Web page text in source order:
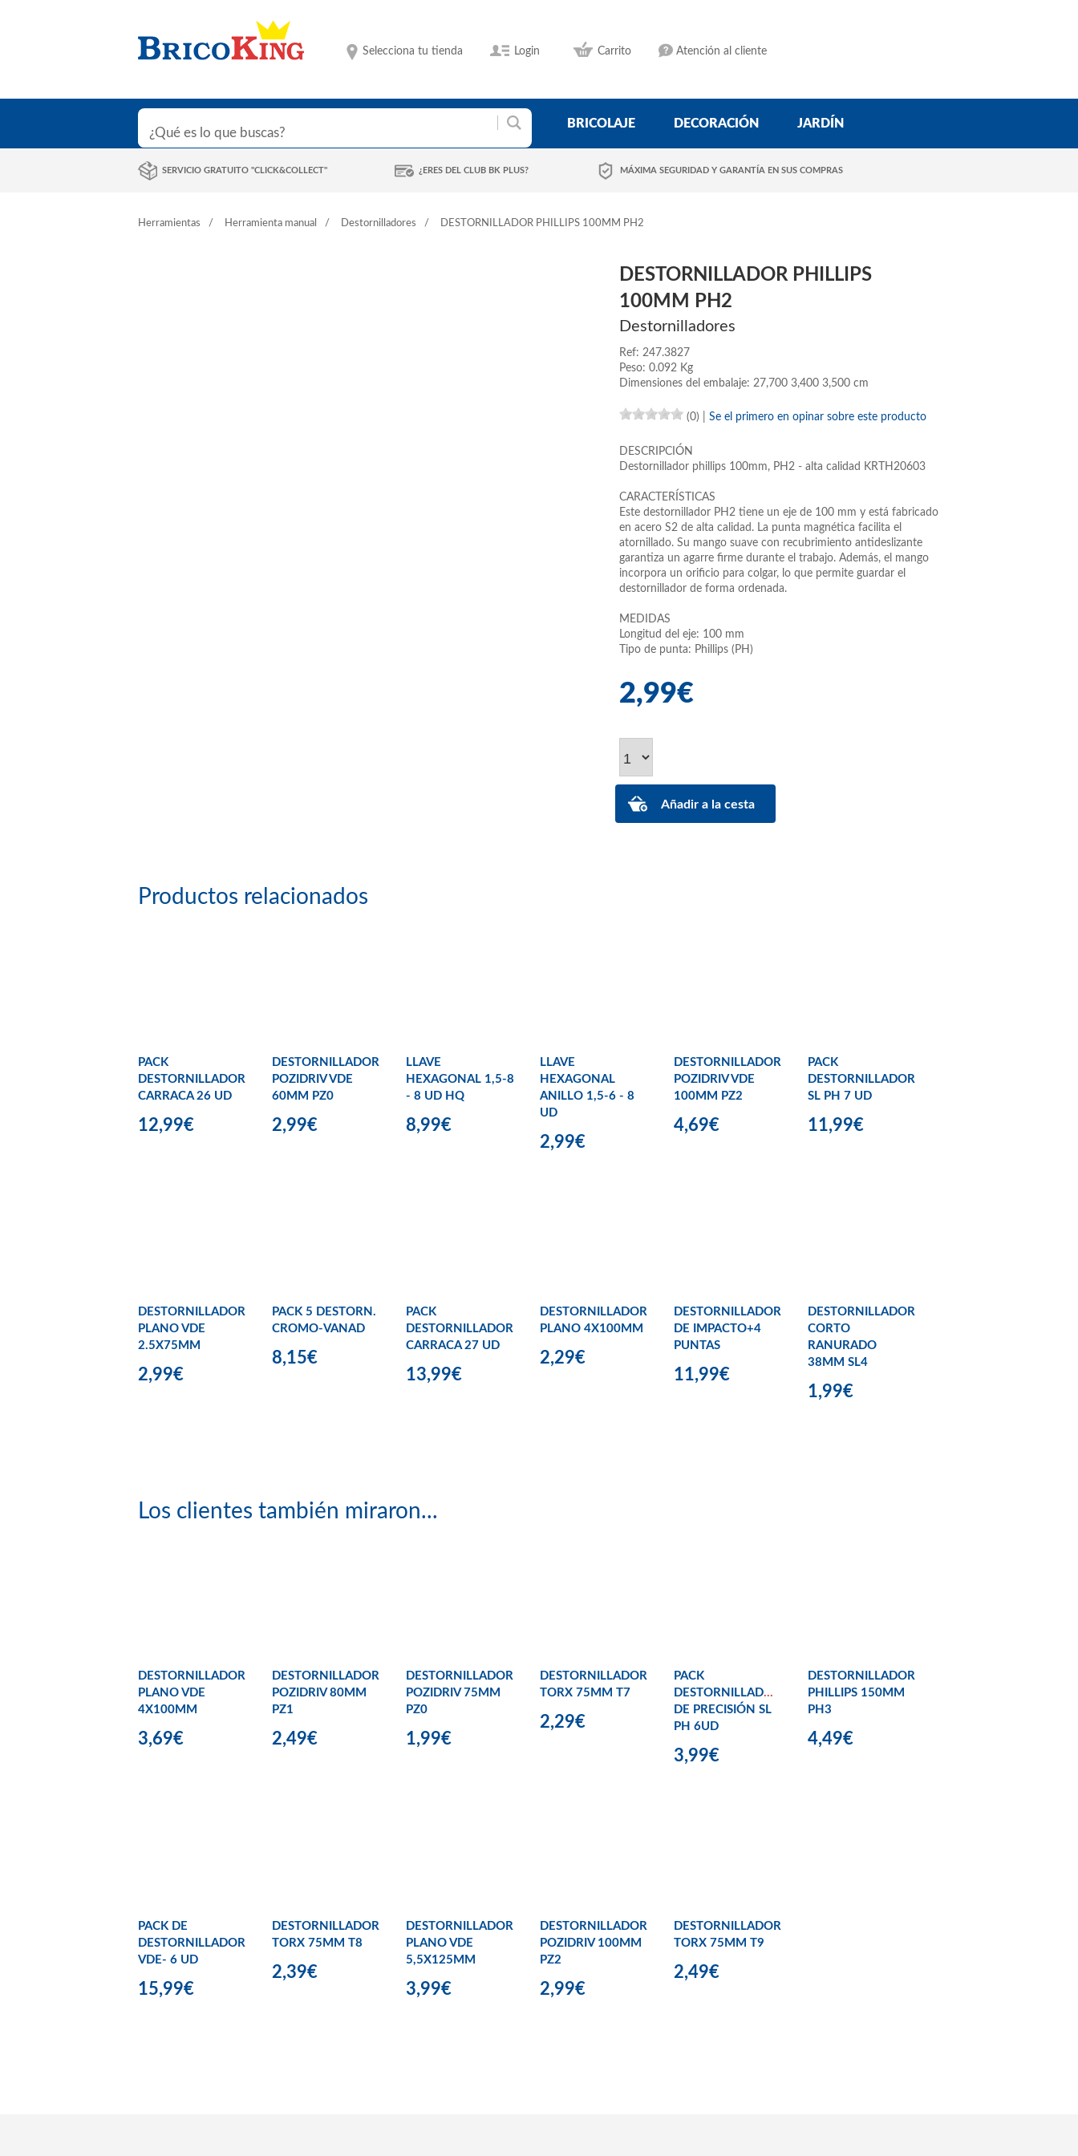
Selecciona tu tienda Login Carrito Atención al cliente
BRICOLAJE DECORACIÓN JARDÍN
SERVICIO GRATUITO "CLICK&COLLECT" ¿ERES DEL CLUB BK PLUS? MÁXIMA SEGURIDAD Y GARANTÍA EN SUS COMPRAS
Herramientas Herramienta manual Destornilladores DESTORNILLADOR PHILLIPS 100MM PH2
DESTORNILLADOR PHILLIPS
100MM PH2
Destornilladores
Ref: 247.3827
Peso: 0.092 Kg
Dimensiones del embalaje: 27,700 3,400 3,500 cm
(0) Se el primero en opinar sobre este producto
DESCRIPCIÓN
Destornillador phillips 100mm, PH2 - alta calidad KRTH20603
CARACTERÍSTICAS
Este destornillador PH2 tiene un eje de 100 mm y está fabricado
en acero S2 de alta calidad. La punta magnética facilita el
atornillado. Su mango suave con recubrimiento antideslizante
garantiza un agarre firme durante el trabajo. Además, el mango
incorpora un orificio para colgar, lo que permite guardar el
destornillador de forma ordenada.
MEDIDAS
Longitud del eje: 100 mm
Tipo de punta: Phillips (PH)
2,99€
Productos relacionados
PACK
DESTORNILLADOR
CARRACA 26 UD
12,99€
DESTORNILLADOR
POZIDRIV VDE
60MM PZ0
2,99€
LLAVE
HEXAGONAL 1,5-8
- 8 UD HQ
8,99€
LLAVE
HEXAGONAL
ANILLO 1,5-6 - 8
UD
2,99€
DESTORNILLADOR
POZIDRIV VDE
100MM PZ2
4,69€
PACK
DESTORNILLADOR
SL PH 7 UD
11,99€
DESTORNILLADOR
PLANO VDE
2.5X75MM
2,99€
PACK 5 DESTORN.
CROMO-VANAD
8,15€
PACK
DESTORNILLADOR
CARRACA 27 UD
13,99€
DESTORNILLADOR
PLANO 4X100MM
2,29€
DESTORNILLADOR
DE IMPACTO+4
PUNTAS
11,99€
DESTORNILLADOR
CORTO
RANURADO
38MM SL4
1,99€
Los clientes también miraron...
DESTORNILLADOR
PLANO VDE
4X100MM
3,69€
DESTORNILLADOR
POZIDRIV 80MM
PZ1
2,49€
DESTORNILLADOR
POZIDRIV 75MM
PZ0
1,99€
DESTORNILLADOR
TORX 75MM T7
2,29€
PACK
DESTORNILLADORES
DE PRECISIÓN SL
PH 6UD
3,99€
DESTORNILLADOR
PHILLIPS 150MM
PH3
4,49€
PACK DE
DESTORNILLADOR
VDE- 6 UD
15,99€
DESTORNILLADOR
TORX 75MM T8
2,39€
DESTORNILLADOR
PLANO VDE
5,5X125MM
3,99€
DESTORNILLADOR
POZIDRIV 100MM
PZ2
2,99€
DESTORNILLADOR
TORX 75MM T9
2,49€